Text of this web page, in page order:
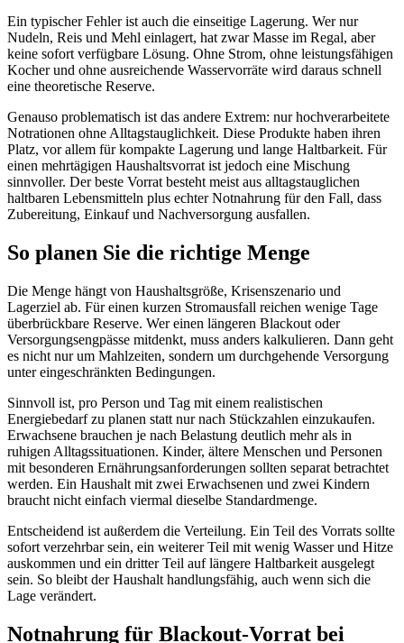
Ein typischer Fehler ist auch die einseitige Lagerung. Wer nur
Nudeln, Reis und Mehl einlagert, hat zwar Masse im Regal, aber
keine sofort verfügbare Lösung. Ohne Strom, ohne leistungsfähigen
Kocher und ohne ausreichende Wasservorräte wird daraus schnell
eine theoretische Reserve.
Genauso problematisch ist das andere Extrem: nur hochverarbeitete
Notrationen ohne Alltagstauglichkeit. Diese Produkte haben ihren
Platz, vor allem für kompakte Lagerung und lange Haltbarkeit. Für
einen mehrtägigen Haushaltsvorrat ist jedoch eine Mischung
sinnvoller. Der beste Vorrat besteht meist aus alltagstauglichen
haltbaren Lebensmitteln plus echter Notnahrung für den Fall, dass
Zubereitung, Einkauf und Nachversorgung ausfallen.
So planen Sie die richtige Menge
Die Menge hängt von Haushaltsgröße, Krisenszenario und
Lagerziel ab. Für einen kurzen Stromausfall reichen wenige Tage
überbrückbare Reserve. Wer einen längeren Blackout oder
Versorgungsengpässe mitdenkt, muss anders kalkulieren. Dann geht
es nicht nur um Mahlzeiten, sondern um durchgehende Versorgung
unter eingeschränkten Bedingungen.
Sinnvoll ist, pro Person und Tag mit einem realistischen
Energiebedarf zu planen statt nur nach Stückzahlen einzukaufen.
Erwachsene brauchen je nach Belastung deutlich mehr als in
ruhigen Alltagssituationen. Kinder, ältere Menschen und Personen
mit besonderen Ernährungsanforderungen sollten separat betrachtet
werden. Ein Haushalt mit zwei Erwachsenen und zwei Kindern
braucht nicht einfach viermal dieselbe Standardmenge.
Entscheidend ist außerdem die Verteilung. Ein Teil des Vorrats sollte
sofort verzehrbar sein, ein weiterer Teil mit wenig Wasser und Hitze
auskommen und ein dritter Teil auf längere Haltbarkeit ausgelegt
sein. So bleibt der Haushalt handlungsfähig, auch wenn sich die
Lage verändert.
Notnahrung für Blackout-Vorrat bei